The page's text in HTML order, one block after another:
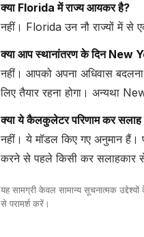
क्या Florida में राज्य आयकर है?
नहीं। Florida उन नौ राज्यों में से
क्या आप स्थानांतरण के दिन New
नहीं। आपको अपना अधिवास
लिए तैयार रहना होगा। अन्यथा
क्या ये कैलकुलेटर परिणाम कर सलाह
नहीं। ये मॉडल किए गए अनुमान हैं।
करने से पहले किसी कर सलाहकार से
यह सामग्री केवल सामान्य सूचनात्मक
से परामर्श करें।